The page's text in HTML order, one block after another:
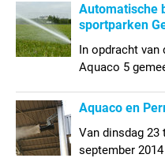
Automatische
sportparken
In opdracht van
Aquaco 5
Aquaco en
Van dinsdag 23
september